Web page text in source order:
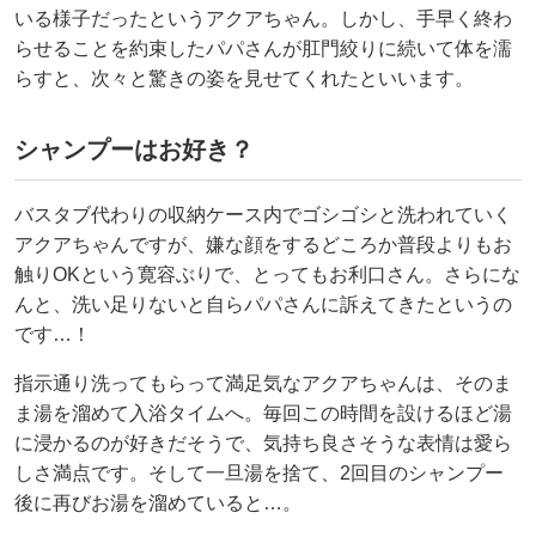
いる様子だったというアクアちゃん。しかし、手早く終わ
らせることを約束したパパさんが肛門絞りに続いて体を濡
らすと、次々と驚きの姿を見せてくれたといいます。
シャンプーはお好き？
バスタブ代わりの収納ケース内でゴシゴシと洗われていく
アクアちゃんですが、嫌な顔をするどころか普段よりもお
触りOKという寛容ぶりで、とってもお利口さん。さらにな
んと、洗い足りないと自らパパさんに訴えてきたというの
です…！
指示通り洗ってもらって満足気なアクアちゃんは、そのま
ま湯を溜めて入浴タイムへ。毎回この時間を設けるほど湯
に浸かるのが好きだそうで、気持ち良さそうな表情は愛ら
しさ満点です。そして一旦湯を捨て、2回目のシャンプー
後に再びお湯を溜めていると…。